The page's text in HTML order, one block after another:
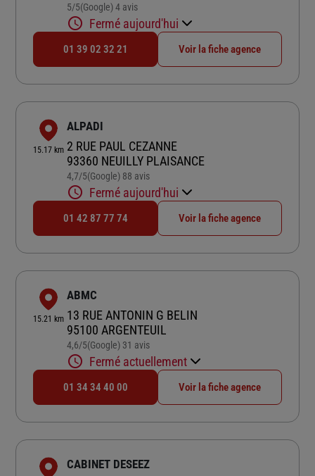
5/5Note de 5 sur 5
(Google) 4 avis
Fermé aujourd'hui
01 39 02 32 21 Voir la fiche agence
15.17 km
ALPADI
2 RUE PAUL CEZANNE
93360 NEUILLY PLAISANCE
4,7/5Note de 4.7 sur 5
(Google) 88 avis
Fermé aujourd'hui
01 42 87 77 74 Voir la fiche agence
15.21 km
ABMC
13 RUE ANTONIN G BELIN
95100 ARGENTEUIL
4,6/5Note de 4.6 sur 5
(Google) 31 avis
Fermé actuellement
01 34 34 40 00 Voir la fiche agence
CABINET DESEEZ